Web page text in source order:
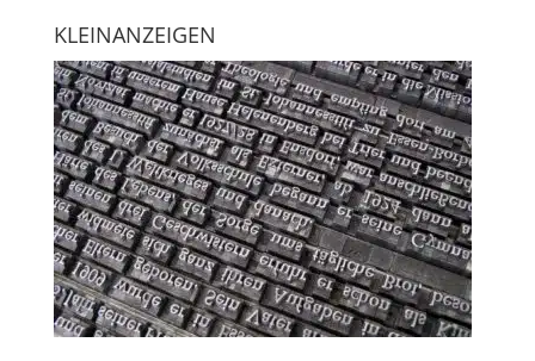
KLEINANZEIGEN